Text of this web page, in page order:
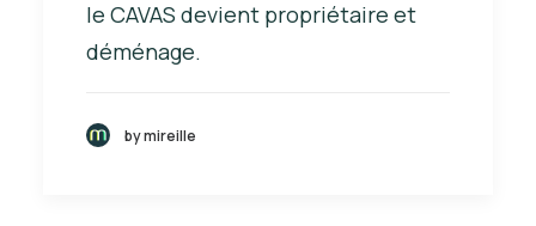
le CAVAS devient propriétaire et
déménage.
by mireille